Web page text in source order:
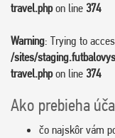
travel.phpon line 374
Warning: Trying to
/sites/
travel.phpon line 374
Ako prebieha
čo najskôr vám